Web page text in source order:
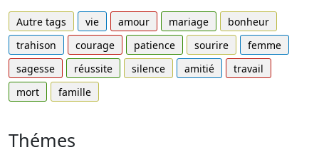
Autre tags vie amour mariage
bonheur
trahison
courage patience sourire
femme
sagesse
réussite silence amitié
travail
mort
famille
Thémes